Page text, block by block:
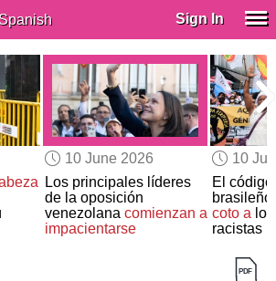
Sign In
10 June 2026
Los principales líderes
de la oposición
venezolana comienzan a
impacientarse
10
El
brasileño
coto alos
racistas